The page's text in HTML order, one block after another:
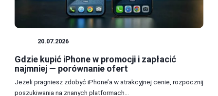
20.07.2026
Gdzie kupić iPhone w promocji i zapłacić
najmniej — porównanie ofert
Jeżeli pragniesz zdobyć iPhone’a w atrakcyjnej cenie, rozpocznij
poszukiwania na znanych platformach...